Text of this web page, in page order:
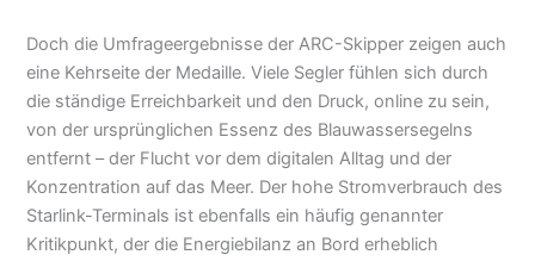
Doch die Umfrageergebnisse der ARC-Skipper zeigen auch
eine Kehrseite der Medaille. Viele Segler fühlen sich durch
die ständige Erreichbarkeit und den Druck, online zu sein,
von der ursprünglichen Essenz des Blauwassersegelns
entfernt – der Flucht vor dem digitalen Alltag und der
Konzentration auf das Meer. Der hohe Stromverbrauch des
Starlink-Terminals ist ebenfalls ein häufig genannter
Kritikpunkt, der die Energiebilanz an Bord erheblich